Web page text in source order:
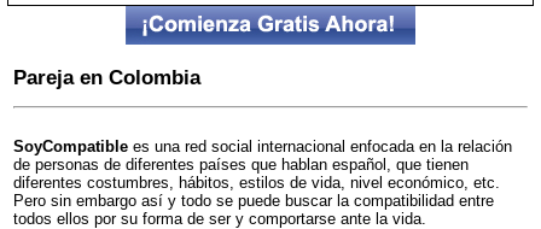
Pareja en Colombia
SoyCompatible es una red social internacional enfocada en la relación
de personas de diferentes países que hablan español, que tienen
diferentes costumbres, hábitos, estilos de vida, nivel económico, etc.
Pero sin embargo así y todo se puede buscar la compatibilidad entre
todos ellos por su forma de ser y comportarse ante la vida.